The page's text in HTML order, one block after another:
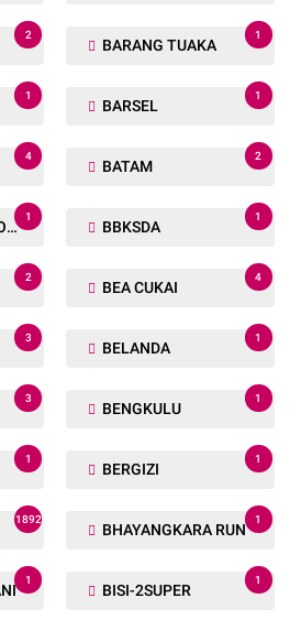
2 1
9
BANDAR LAMPUNG
5
2 1
1
BANGGAI LAUT
1
2
BANSOS
2
6 1
2
BARANG TUAKA
1
1
BARSEL
1
4 2
1
BBKSDA
1